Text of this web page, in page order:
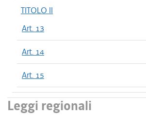
TITOLO II
Art. 13
Art. 14
Art. 15
Leggi regionali